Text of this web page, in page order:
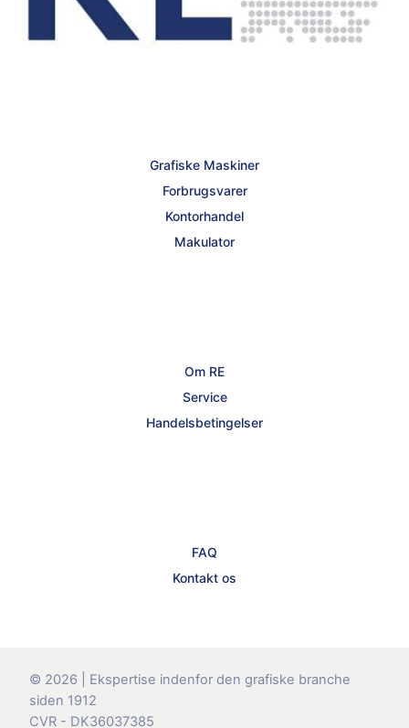
Grafiske Maskiner
Forbrugsvarer
Kontorhandel
Makulator
Om RE
Service
Handelsbetingelser
FAQ
Kontakt os
© 2026 | Ekspertise indenfor den grafiske branche
siden 1912
CVR - DK36037385